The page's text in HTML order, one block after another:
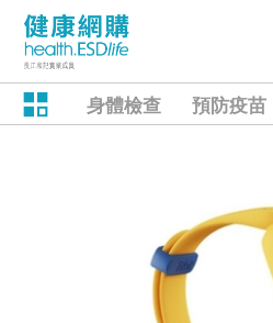
身體檢查 預防疫苗